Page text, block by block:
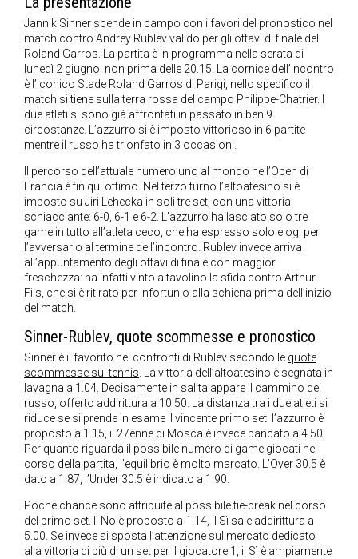
Jannik Sinner scende in campo con i favori del pronostico nel
match contro Andrey Rublev valido per gli ottavi di finale del
Roland Garros. La partita è in programma nella serata di
lunedì 2 giugno, non prima delle 20.15. La cornice dell’incontro
è l’iconico Stade Roland Garros di Parigi, nello specifico il
match si tiene sulla terra rossa del campo Philippe-Chatrier. I
due atleti si sono già affrontati in passato in ben 9
circostanze. L’azzurro si è imposto vittorioso in 6 partite
mentre il russo ha trionfato in 3 occasioni.
Il percorso dell’attuale numero uno al mondo nell’Open di
Francia è fin qui ottimo. Nel terzo turno l’altoatesino si è
imposto su Jiri Lehecka in soli tre set, con una vittoria
schiacciante: 6-0, 6-1 e 6-2. L’azzurro ha lasciato solo tre
game in tutto all’atleta ceco, che ha espresso solo elogi per
l’avversario al termine dell’incontro. Rublev invece arriva
all’appuntamento degli ottavi di finale con maggior
freschezza: ha infatti vinto a tavolino la sfida contro Arthur
Fils, che si è ritirato per infortunio alla schiena prima dell’inizio
del match.
Sinner-Rublev, quote scommesse e pronostico
Sinner è il favorito nei confronti di Rublev secondo le quote
scommesse sul tennis. La vittoria dell’altoatesino è segnata in
lavagna a 1.04. Decisamente in salita appare il cammino del
russo, offerto addirittura a 10.50. La distanza tra i due atleti si
riduce se si prende in esame il vincente primo set: l’azzurro è
proposto a 1.15, il 27enne di Mosca è invece bancato a 4.50.
Per quanto riguarda il possibile numero di game giocati nel
corso della partita, l’equilibrio è molto marcato. L’Over 30.5 è
dato a 1.87, l’Under 30.5 è indicato a 1.90.
Poche chance sono attribuite al possibile tie-break nel corso
del primo set. Il No è proposto a 1.14, il Sì sale addirittura a
5.00. Se invece si sposta l’attenzione sul mercato dedicato
alla vittoria di più di un set per il giocatore 1, il Sì è ampiamente